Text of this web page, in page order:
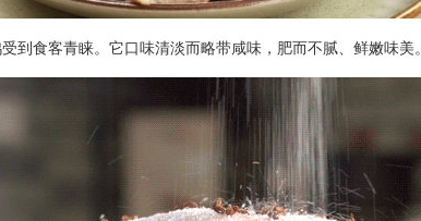
食客青睐。它口味清淡而略带咸味，肥而不腻、鲜嫩味美